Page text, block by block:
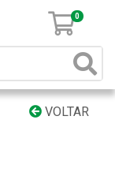
0
VOLTAR